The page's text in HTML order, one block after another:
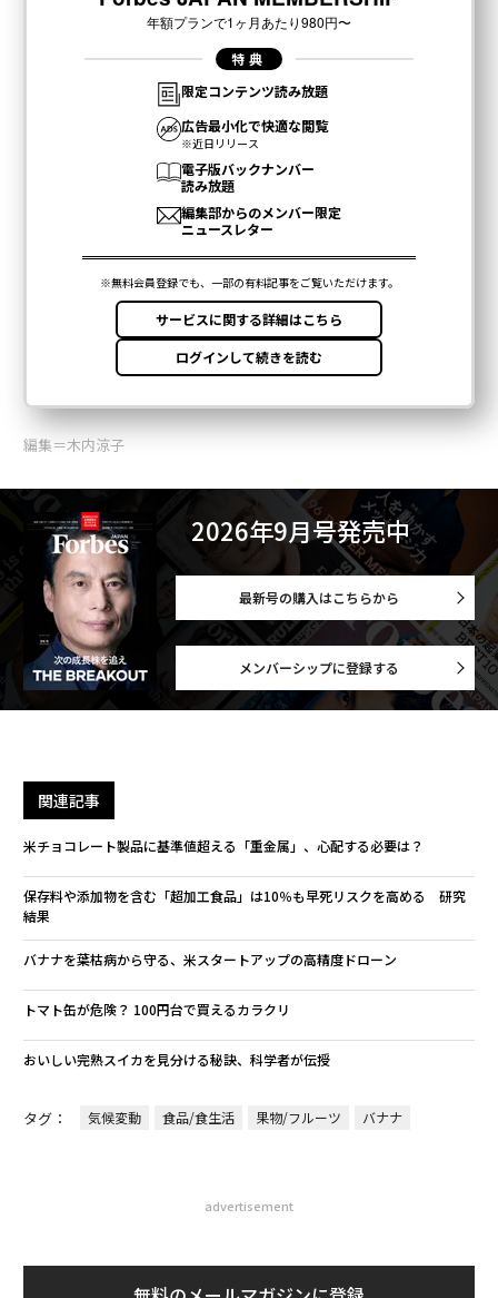
編集＝木内涼子
2026年9月号発売中
最新号の購入はこちらから
メンバーシップに登録する
関連記事
米チョコレート製品に基準値超える「重金属」、心配する必要は？
保存料や添加物を含む「超加工食品」は10％も早死リスクを高める 研究
結果
バナナを葉枯病から守る、米スタートアップの高精度ドローン
トマト缶が危険？ 100円台で買えるカラクリ
おいしい完熟スイカを見分ける秘訣、科学者が伝授
タグ： 気候変動 食品/食生活 果物/フルーツ バナナ
advertisement